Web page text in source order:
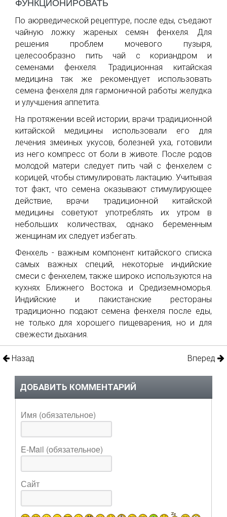
ФУНКЦИОНИРОВАТЬ
По аюрведической рецептуре, после еды, съедают
чайную ложку жареных семян фенхеля. Для
решения проблем мочевого пузыря,
целесообразно пить чай с кориандром и
семенами фенхеля. Традиционная китайская
медицина так же рекомендует использовать
семена фенхеля для гармоничной работы желудка
и улучшения аппетита.
На протяжении всей истории, врачи традиционной
китайской медицины использовали его для
лечения змеиных укусов, болезней уха, готовили
из него компресс от боли в животе. После родов
молодой матери следует пить чай с фенхелем с
корицей, чтобы стимулировать лактацию. Учитывая
тот факт, что семена оказывают стимулирующее
действие, врачи традиционной китайской
медицины советуют употреблять их утром в
небольших количествах, однако беременным
женщинам их следует избегать.
Фенхель - важным компонент китайского списка
самых важных специй, некоторые индийские
смеси с фенхелем, также широко используются на
кухнях Ближнего Востока и Средиземноморья.
Индийские и пакистанские рестораны
традиционно подают семена фенхеля после еды,
не только для хорошего пищеварения, но и для
свежести дыхания.
Назад Вперед
ДОБАВИТЬ КОММЕНТАРИЙ
Имя (обязательное)
E-Mail (обязательное)
Сайт